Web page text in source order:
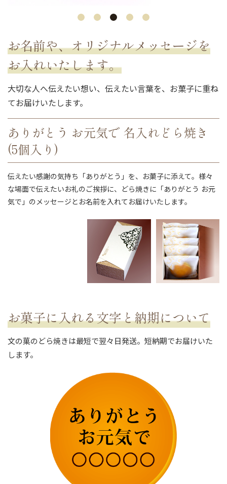
退職・異動の挨拶におすすめのお菓子ギ
フト5選
失敗し
お名前や、オリジナルメッセージを
お入れいたします。
大切な人へ伝えたい想い、伝えたい言葉を、お菓子に重ね
てお届けいたします。
ありがとう お元気で 名入れどら焼き
(5個入り)
伝えたい感謝の気持ち「ありがとう」を、お菓子に添えて。様々
な場面で伝えたいお礼のご挨拶に、どら焼きに「ありがとう お元
気で」のメッセージとお名前を入れてお届けいたします。
お菓子に入れる文字と納期について
文の菓のどら焼きは最短で翌々日発送。短納期でお届けいた
します。